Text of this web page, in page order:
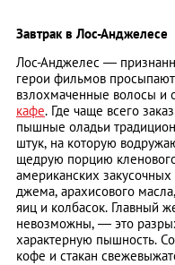
Завтрак в Лос-Анджелесе
Лос-Анджелес ―
герои фильмов
взлохмаченные волосы и
кафе. Где чаще всего
пышные оладьи
штук, на которую
щедрую порцию
американских
джема, арахисового
яиц и колбасок. Главный
невозможны, — это
характерную пышность.
кофе и стакан